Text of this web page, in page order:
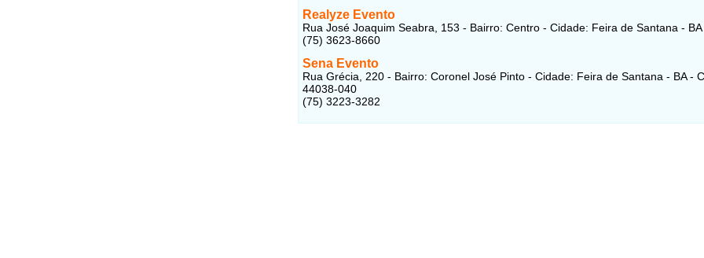
Realyze Evento
Rua José Joaquim Seabra, 153 - Bairro: Centro - Cidade: Feira de Santana - BA
(75) 3623-8660
Sena Evento
Rua Grécia, 220 - Bairro: Coronel José Pinto - Cidade: Feira de Santana - BA -
44038-040
(75) 3223-3282